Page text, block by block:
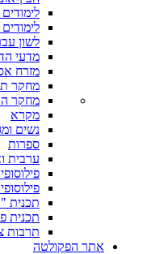
לימודים
לשון
מדעי
מזרח
מחקר
מחקר
מקרא
נשים
ספרות
ערבית
תכנית
תכנית
תרבות
אתר הפקולטה